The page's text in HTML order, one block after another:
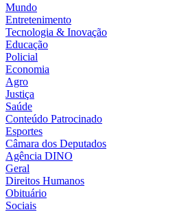
Mundo
Entretenimento
Tecnologia & Inovação
Educação
Policial
Economia
Agro
Justiça
Saúde
Conteúdo Patrocinado
Esportes
Câmara dos Deputados
Agência DINO
Geral
Direitos Humanos
Obituário
Sociais